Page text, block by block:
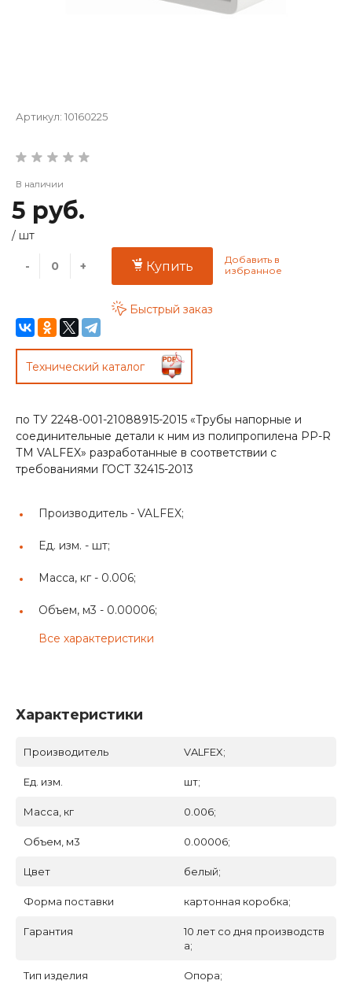
Артикул: 10160225
В наличии
5 руб.
/ шт
- + Купить
Быстрый заказ
Технический каталог
по ТУ 2248-001-21088915-2015 «Трубы напорные и
соединительные детали к ним из полипропилена PP-R
ТМ VALFEX» разработанные в соответствии с
требованиями ГОСТ 32415-2013
Производитель - VALFEX;
Ед. изм. - шт;
Масса, кг - 0.006;
Объем, м3 - 0.00006;
Все характеристики
Характеристики
Производитель VALFEX;
Ед. изм. шт;
Масса, кг 0.006;
Объем, м3 0.00006;
Цвет белый;
Форма поставки картонная коробка;
Гарантия
10 лет со дня производств
а;
Тип изделия Опора;